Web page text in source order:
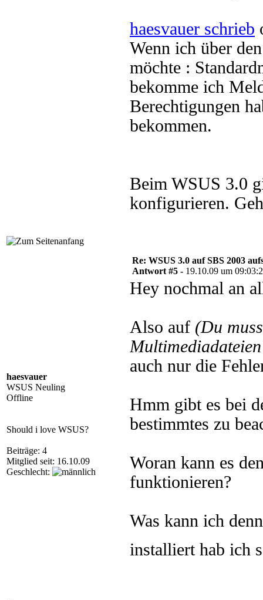
haesvauer schrieb
Wenn ich über
möchte :
bekomme ich
Berechtigungen
bekommen.
Beim WSUS 3.0
konfigurieren.
haesvauer
WSUS Neuling
Offline
Should i love WSUS?
Beiträge: 4
Mitglied seit: 16.10.09
Geschlecht:
Re: WSUS 3.0 auf SBS 2003
Antwort #5 - 19.10.09 um
Hey nochmal an
Also auf (Du
auch nur die
Hmm gibt es bei
bestimmtes zu
Woran kann es
funktionieren?
Was kann ich
installiert hab ich